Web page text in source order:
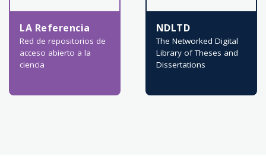
LA Referencia
Red de repositorios de
acceso abierto a la
ciencia
NDLTD
The Networked Digital
Library of Theses and
Dissertations